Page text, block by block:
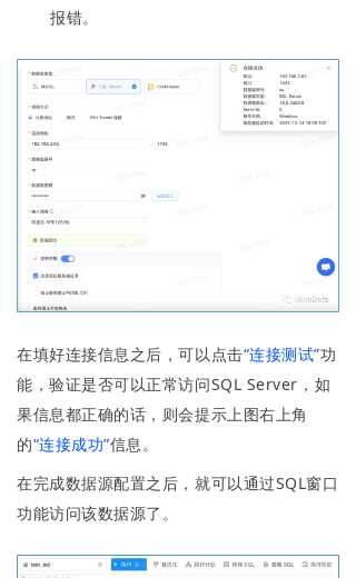
报错。
在填好连接信息之后，可以点击“连接测试”功
能，验证是否可以正常访问SQL Server，如
果信息都正确的话，则会提示上图右上角
的“连接成功”信息。
在完成数据源配置之后，就可以通过SQL窗口
功能访问该数据源了。